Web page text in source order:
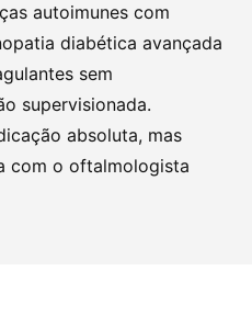
autoimunes com
diabética avançada
sem
supervisionada.
absoluta, mas
com o oftalmologista